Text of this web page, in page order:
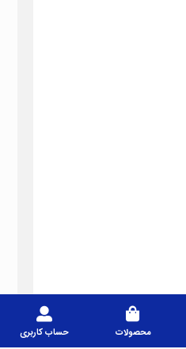
محصولات حساب کاربری